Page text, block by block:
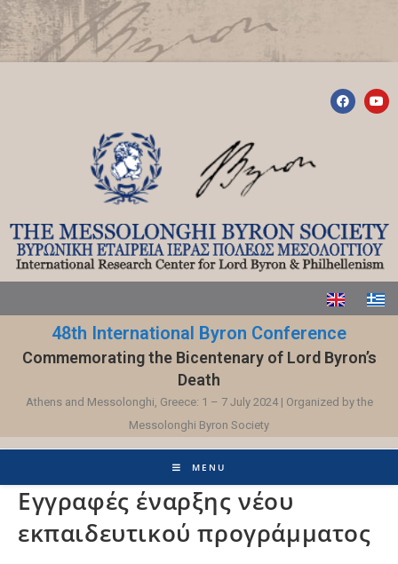
48th International Byron Conference
Commemorating the Bicentenary of Lord Byron’s
Death
Athens and Messolonghi, Greece: 1 – 7 July 2024 | Organized by the
Messolonghi Byron Society
MENU
Εγγραφές έναρξης νέου
εκπαιδευτικού προγράμματος